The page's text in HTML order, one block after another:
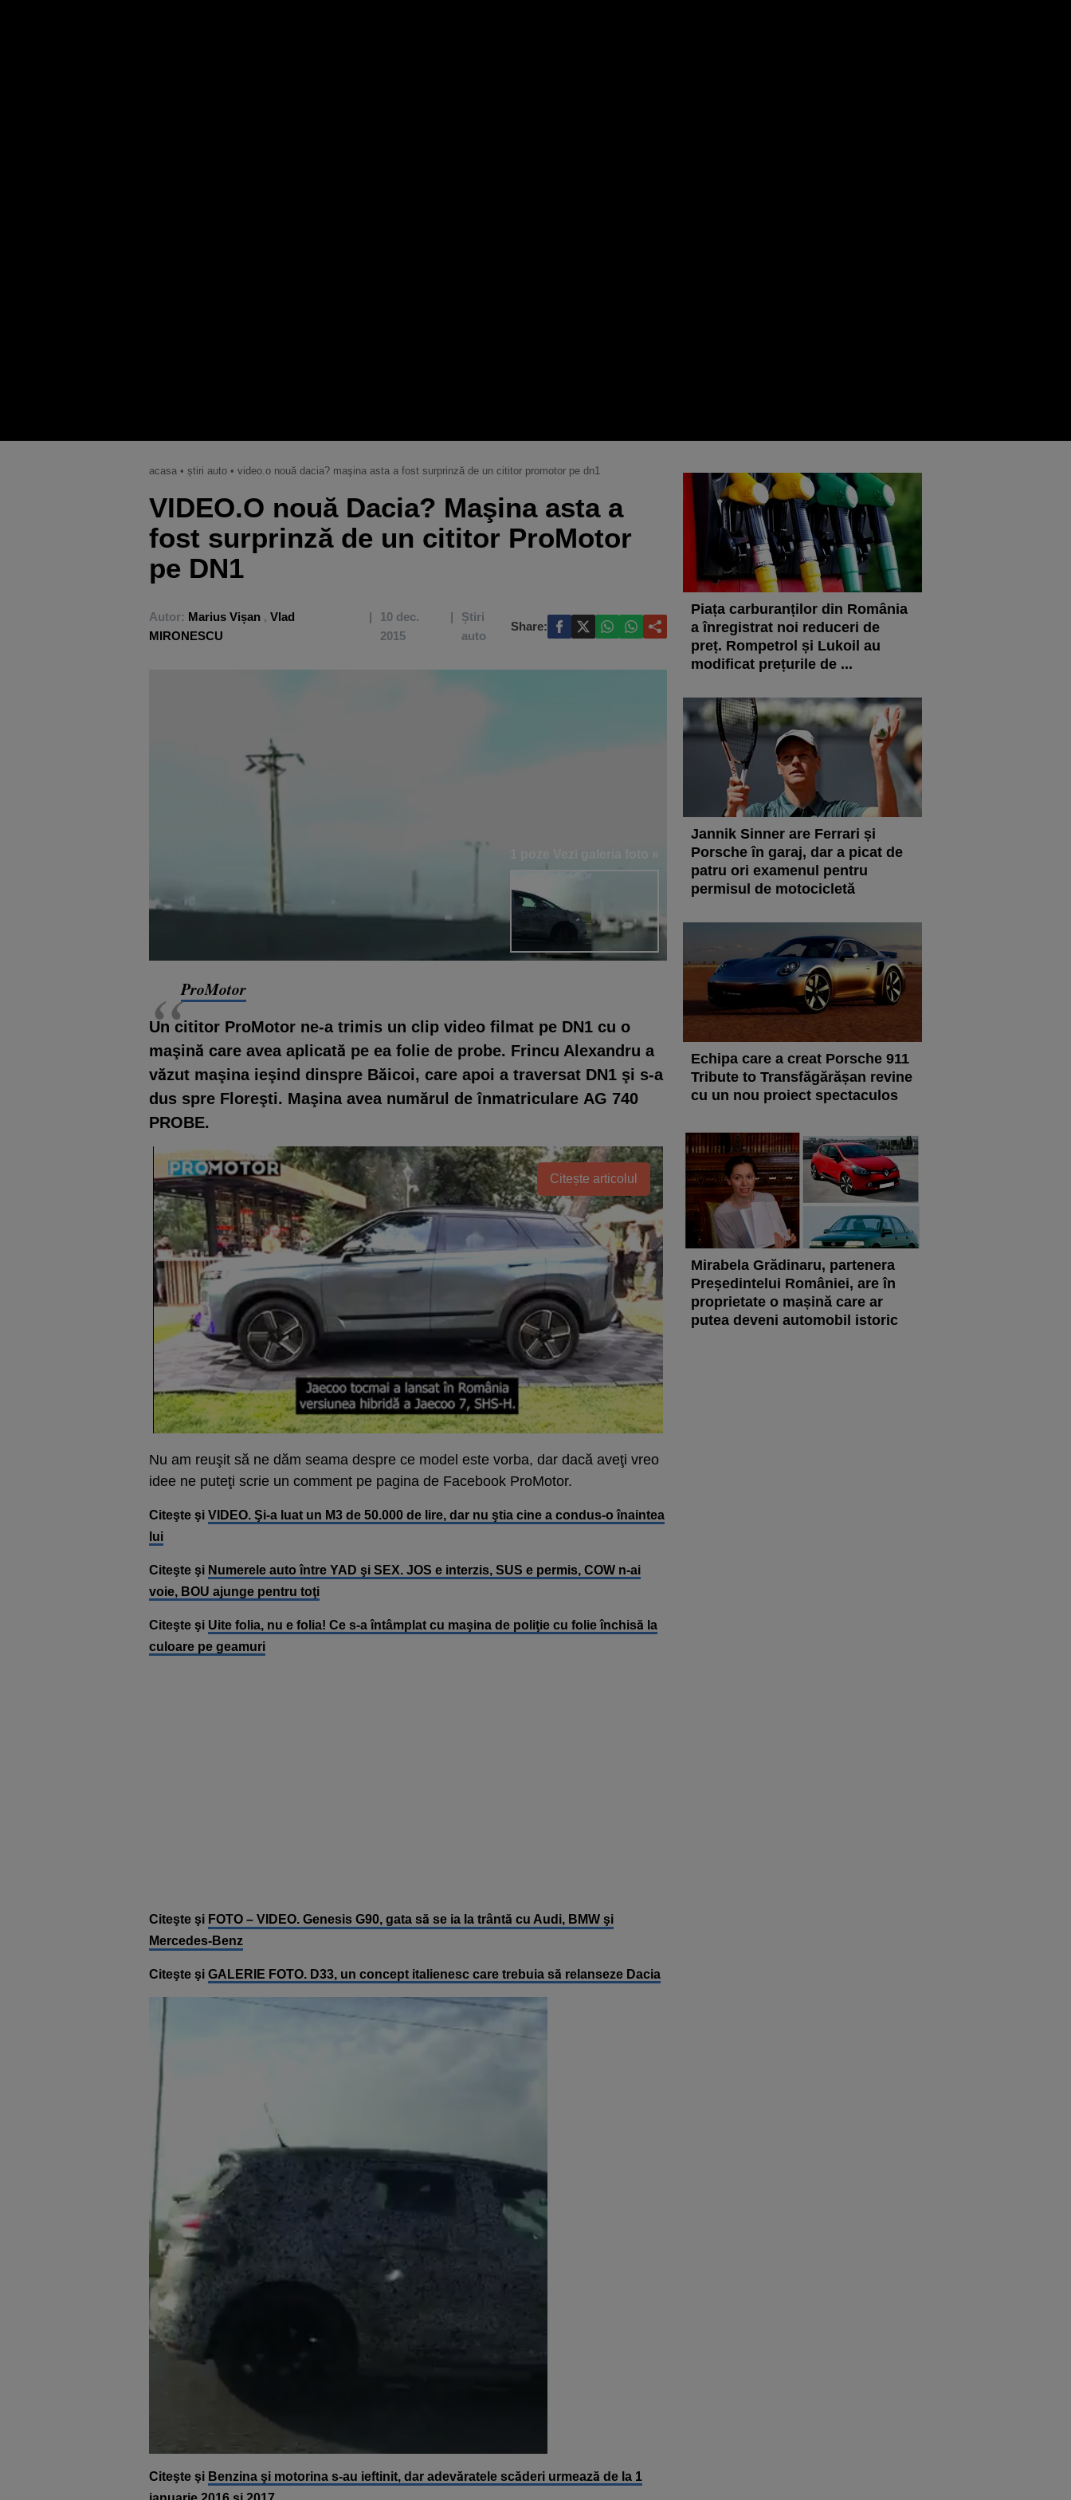
acasa • știri auto • video.o nouă dacia? maşina asta a fost surprinză de un cititor promotor pe dn1
VIDEO.O nouă Dacia? Maşina asta a
fost surprinză de un cititor ProMotor
pe DN1
Autor: Marius Vișan , Vlad
MIRONESCU
10 dec.
2015
Știri
auto
Share:
Vezi galeria foto »
ProMotor
Un cititor ProMotor ne-a trimis un clip video filmat pe DN1 cu o
maşină care avea aplicată pe ea folie de probe. Frincu Alexandru a
văzut maşina ieşind dinspre Băicoi, care apoi a traversat DN1 şi s-a
dus spre Floreşti. Maşina avea numărul de înmatriculare AG 740
PROBE.
Citește articolul
Nu am reuşit să ne dăm seama despre ce model este vorba, dar dacă aveţi vreo
idee ne puteţi scrie un comment pe pagina de Facebook ProMotor.
Citeşte şi VIDEO. Şi-a luat un M3 de 50.000 de lire, dar nu ştia cine a condus-o înaintea
lui
Citeşte şi Numerele auto între YAD şi SEX. JOS e interzis, SUS e permis, COW n-ai
voie, BOU ajunge pentru toţi
Citeşte şi Uite folia, nu e folia! Ce s-a întâmplat cu maşina de poliţie cu folie închisă la
culoare pe geamuri
Citeşte şi FOTO – VIDEO. Genesis G90, gata să se ia la trântă cu Audi, BMW şi
Mercedes-Benz
Citeşte şi GALERIE FOTO. D33, un concept italienesc care trebuia să relanseze Dacia
Citeşte şi Benzina şi motorina s-au ieftinit, dar adevăratele scăderi urmează de la 1
Piața carburanților din România
a înregistrat noi reduceri de
preț. Rompetrol și Lukoil au
modificat prețurile de ...
Jannik Sinner are Ferrari și
Porsche în garaj, dar a picat de
patru ori examenul pentru
permisul de motocicletă
Echipa care a creat Porsche 911
Tribute to Transfăgărășan revine
cu un nou proiect spectaculos
Mirabela Grădinaru, partenera
Președintelui României, are în
proprietate o mașină care ar
putea deveni automobil istoric